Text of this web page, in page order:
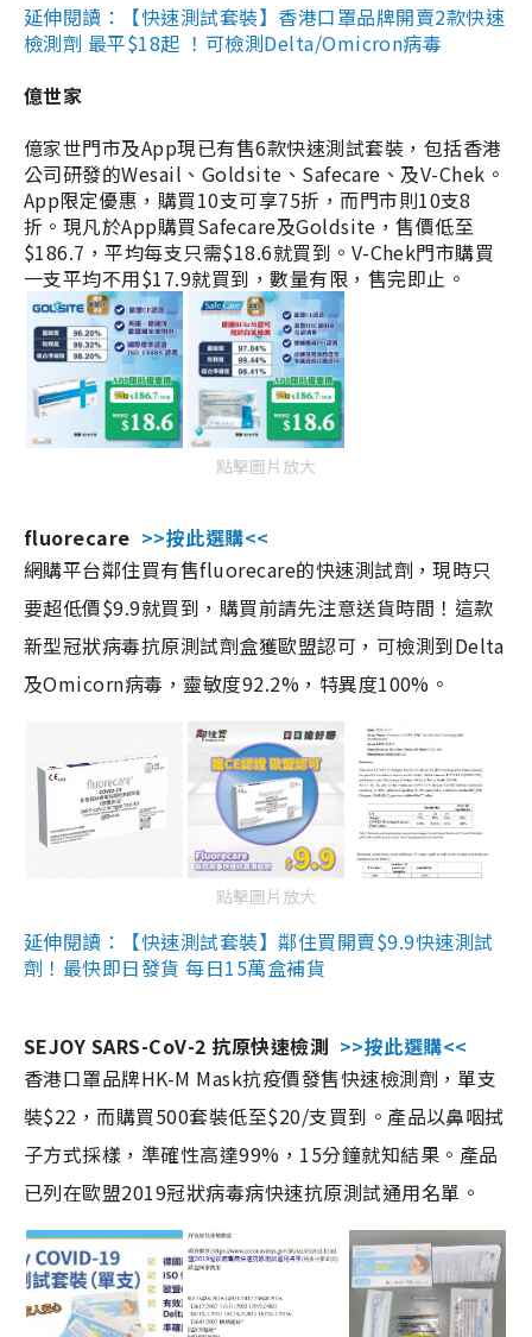
延伸閱讀：【快速測試套裝】香港口罩品牌開賣2款快速
檢測劑 最平$18起 ！可檢測Delta/Omicron病毒
億世家
億家世門市及App現已有售6款快速測試套裝，包括香港
公司研發的Wesail、Goldsite、Safecare、及V-Chek。
App限定優惠，購買10支可享75折，而門市則10支8
折。現凡於App購買Safecare及Goldsite，售價低至
$186.7，平均每支只需$18.6就買到。V-Chek門市購買
一支平均不用$17.9就買到，數量有限，售完即止。
點擊圖片放大
fluorecare >>按此選購<<
網購平台鄰住買有售fluorecare的快速測試劑，現時只
要超低價$9.9就買到，購買前請先注意送貨時間！這款
新型冠狀病毒抗原測試劑盒獲歐盟認可，可檢測到Delta
及Omicorn病毒，靈敏度92.2%，特異度100%。
點擊圖片放大
延伸閱讀：【快速測試套裝】鄰住買開賣$9.9快速測試
劑！最快即日發貨 每日15萬盒補貨
SEJOY SARS-CoV-2 抗原快速檢測 >>按此選購<<
香港口罩品牌HK-M Mask抗疫價發售快速檢測劑，單支
裝$22，而購買500套裝低至$20/支買到。產品以鼻咽拭
子方式採樣，準確性高達99%，15分鐘就知結果。產品
已列在歐盟2019冠狀病毒病快速抗原測試通用名單。